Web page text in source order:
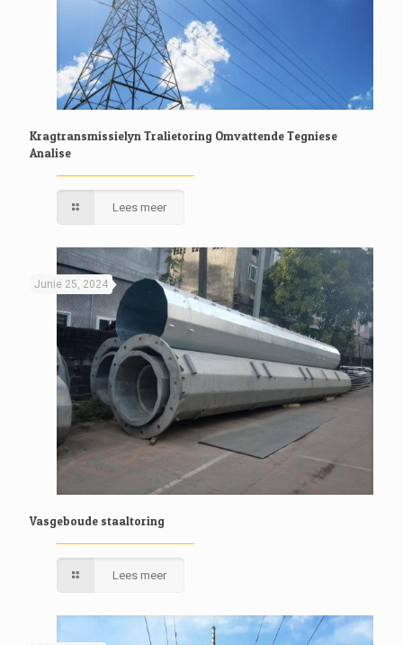
Kragtransmissielyn Tralietoring Omvattende Tegniese
Analise
Lees meer
Junie 25, 2024
Vasgeboude staaltoring
Lees meer